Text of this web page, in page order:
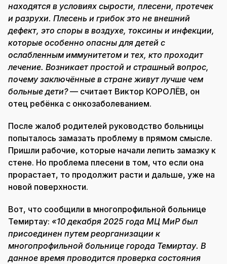
находятся в условиях сырости, плесени, протечек
и разрухи. Плесень и грибок это не внешний
дефект, это споры в воздухе, токсины и инфекции,
которые особенно опасны для детей с
ослабленным иммунитетом и тех, кто проходит
лечение. Возникает простой и страшный вопрос,
почему заключённые в стране живут лучше чем
больные дети?— считает Виктор КОРОЛЁВ, он
отец ребёнка с онкозаболеванием.
После жалоб родителей руководство больницы
попыталось замазать проблему в прямом смысле.
Пришли рабочие, которые начали лепить замазку к
стене. Но проблема плесени в том, что если она
прорастает, то продолжит расти и дальше, уже на
новой поверхности.
Вот, что сообщили в многопрофильной больнице
Темиртау: «10 декабря 2025 года МЦ МиР был
присоединен путем реорганизации к
многопрофильной больнице города Темиртау. В
данное время проводится проверка состояния